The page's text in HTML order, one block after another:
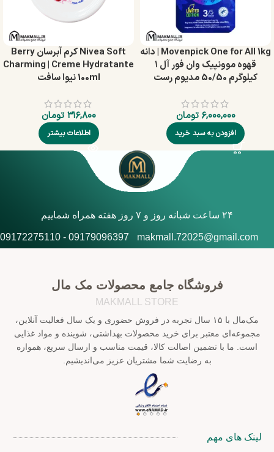
Movenpick One for All 1kg | دانه
قهوه موونپیک وان فور آل ۱
کیلوگرم 50/50 مدیوم رست
۶,۰۰۰,۰۰۰ تومان
افزودن به سبد خرید
Nivea Soft کرم آبرسان Berry
Charming | Creme Hydratante
100ml نیوا سافت
۳۱۶,۸۰۰ تومان
اطلاعات بیشتر
۲۴ ساعت شبانه روز و ۷ روز هفته همراه شماییم
makmall.72025@gmail.com
09179096397 - 09172275110
فروشگاه جامع محصولات مک مال
MAKMALL STORE
مک‌مال با ۱۵ سال تجربه در فروش حضوری و یک سال فعالیت آنلاین،
مجموعه‌ای معتبر برای خرید محصولات بهداشتی، شوینده و مواد غذایی
است. ما با تضمین اصالت کالا، قیمت مناسب و ارسال سریع، همواره
به رضایت شما مشتریان عزیز می‌اندیشیم.
لینک های مهم